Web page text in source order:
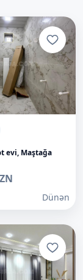
evi, Maştağa
Dünən